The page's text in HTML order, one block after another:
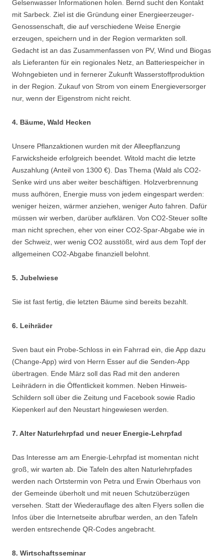
Gelsenwasser Informationen holen. Bernd sucht den Kontakt
mit Sarbeck. Ziel ist die Gründung einer Energieerzeuger-
Genossenschaft, die auf verschiedene Weise Energie
erzeugen, speichern und in der Region vermarkten soll.
Gedacht ist an das Zusammenfassen von PV, Wind und Biogas
als Lieferanten für ein regionales Netz, an Batteriespeicher in
Wohngebieten und in fernerer Zukunft Wasserstoffproduktion
in der Region. Zukauf von Strom von einem Energieversorger
nur, wenn der Eigenstrom nicht reicht.
4. Bäume, Wald Hecken
Unsere Pflanzaktionen wurden mit der Alleepflanzung
Farwicksheide erfolgreich beendet. Witold macht die letzte
Auszahlung (Anteil von 1300 €). Das Thema (Wald als CO2-
Senke wird uns aber weiter beschäftigen. Holzverbrennung
muss aufhören, Energie muss von jedem eingespart werden:
weniger heizen, wärmer anziehen, weniger Auto fahren. Dafür
müssen wir werben, darüber aufklären. Von CO2-Steuer sollte
man nicht sprechen, eher von einer CO2-Spar-Abgabe wie in
der Schweiz, wer wenig CO2 ausstößt, wird aus dem Topf der
allgemeinen CO2-Abgabe finanziell belohnt.
5. Jubelwiese
Sie ist fast fertig, die letzten Bäume sind bereits bezahlt.
6. Leihräder
Sven baut ein Probe-Schloss in ein Fahrrad ein, die App dazu
(Change-App) wird von Herrn Esser auf die Senden-App
übertragen. Ende März soll das Rad mit den anderen
Leihrädern in die Öffentlickeit kommen. Neben Hinweis-
Schildern soll über die Zeitung und Facebook sowie Radio
Kiepenkerl auf den Neustart hingewiesen werden.
7. Alter Naturlehrpfad und neuer Energie-Lehrpfad
Das Interesse am am Energie-Lehrpfad ist momentan nicht
groß, wir warten ab. Die Tafeln des alten Naturlehrpfades
werden nach Ortstermin von Petra und Erwin Oberhaus von
der Gemeinde überholt und mit neuen Schutzüberzügen
versehen. Statt der Wiederauflage des alten Flyers sollen die
Infos über die Internetseite abrufbar werden, an den Tafeln
werden entsrechende QR-Codes angebracht.
8. Wirtschaftsseminar